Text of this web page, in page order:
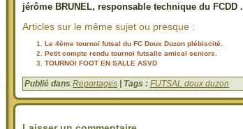
jérôme BRUNEL, responsable technique du FCDD .
Articles sur le même sujet ou presque :
Le 4ème tournoi futsal du FC Doux Duzon plébiscité.
Petit compte rendu tournoi futsalle amical seniors.
TOURNOI FOOT EN SALLE ASVD
Publié dans Reportages | Tags : FUTSAL doux duzon